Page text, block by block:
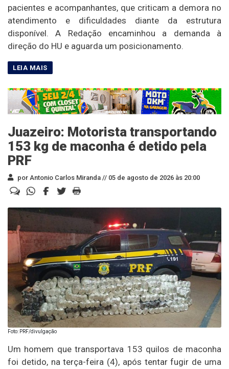
pacientes e acompanhantes, que criticam a demora no
atendimento e dificuldades diante da estrutura
disponível. A Redação encaminhou a demanda à
direção do HU e aguarda um posicionamento.
Juazeiro: Motorista transportando
153 kg de maconha é detido pela
PRF
por Antonio Carlos Miranda // 05 de agosto de 2026 às 20:00
Foto: PRF/divulgação
Um homem que transportava 153 quilos de maconha
foi detido, na terça-feira (4), após tentar fugir de uma